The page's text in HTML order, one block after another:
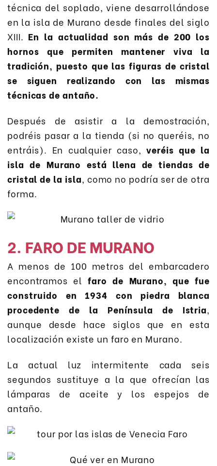
técnica del soplado, viene desarrollándose
en la isla de Murano desde finales del siglo
XIII. En la actualidad son más de 200 los
hornos que permiten mantener viva la
tradición, puesto que las figuras de cristal
se siguen realizando con las mismas
técnicas de antaño.
Después de asistir a la demostración,
podréis pasar a la tienda (si no queréis, no
entráis). En cualquier caso,veréis que la
isla de Murano está llena de tiendas de
cristal de la isla, como no podría ser de otra
forma.
2. FARO DE MURANO
A menos de 100 metros del embarcadero
encontramos elfaro de Murano, que fue
construido en 1934 con piedra blanca
procedente de la Península de Istria,
aunque desde hace siglos que en esta
localización existe un faro en Murano.
La actual luz intermitente cada seis
segundos sustituye a la que ofrecían las
lámparas de aceite y los espejos de
antaño.